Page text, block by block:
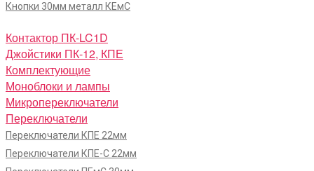
Кнопки 30мм металл КЕмС
Контактор ПК-LC1D
Джойстики ПК-12, КПЕ
Комплектующие
Моноблоки и лампы
Микропереключатели
Переключатели
Переключатели КПЕ 22мм
Переключатели КПЕ-С 22мм